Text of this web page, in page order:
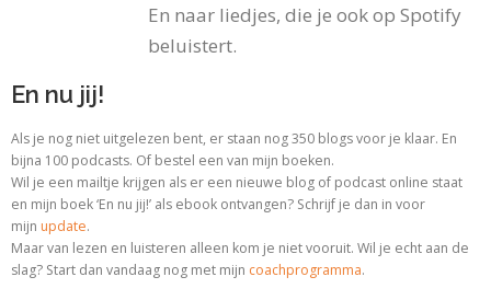
En naar liedjes, die je ook op Spotify
beluistert.
En nu jij!
Als je nog niet uitgelezen bent, er staan nog 350 blogs voor je klaar. En
bijna 100 podcasts. Of bestel een van mijn boeken.
Wil je een mailtje krijgen als er een nieuwe blog of podcast online staat
en mijn boek ‘En nu jij!’ als ebook ontvangen? Schrijf je dan in voor
mijn update.
Maar van lezen en luisteren alleen kom je niet vooruit. Wil je echt aan de
slag? Start dan vandaag nog met mijn coachprogramma.